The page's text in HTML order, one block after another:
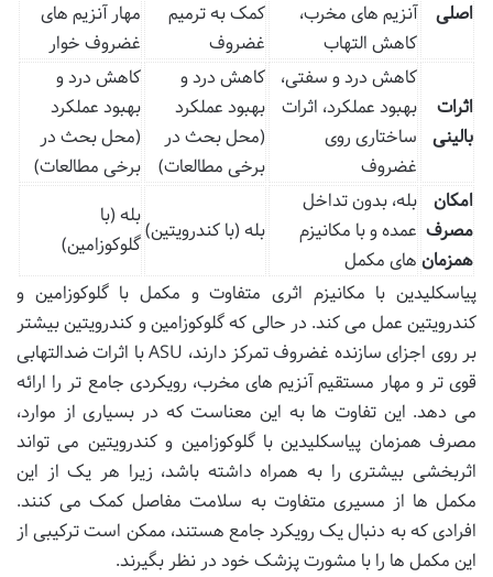
اصلی
آنزیم های مخرب،
کاهش التهاب
کمک به ترمیم
غضروف
مهار آنزیم های
غضروف خوار
اثرات
بالینی
کاهش درد و سفتی،
بهبود عملکرد، اثرات
ساختاری روی
غضروف
کاهش درد و
بهبود عملکرد
(محل بحث در
برخی مطالعات)
کاهش درد و
بهبود عملکرد
(محل بحث در
برخی مطالعات)
امکان
مصرف
همزمان
بله، بدون تداخل
عمده و با مکانیزم
های مکمل
بله (با کندرویتین)
بله (با
گلوکوزامین)
پیاسکلیدین با مکانیزم اثری متفاوت و مکمل با گلوکوزامین و
کندرویتین عمل می کند. در حالی که گلوکوزامین و کندرویتین بیشتر
بر روی اجزای سازنده غضروف تمرکز دارند، ASU با اثرات ضدالتهابی
قوی تر و مهار مستقیم آنزیم های مخرب، رویکردی جامع تر را ارائه
می دهد. این تفاوت ها به این معناست که در بسیاری از موارد،
مصرف همزمان پیاسکلیدین با گلوکوزامین و کندرویتین می تواند
اثربخشی بیشتری را به همراه داشته باشد، زیرا هر یک از این
مکمل ها از مسیری متفاوت به سلامت مفاصل کمک می کنند.
افرادی که به دنبال یک رویکرد جامع هستند، ممکن است ترکیبی از
این مکمل ها را با مشورت پزشک خود در نظر بگیرند.